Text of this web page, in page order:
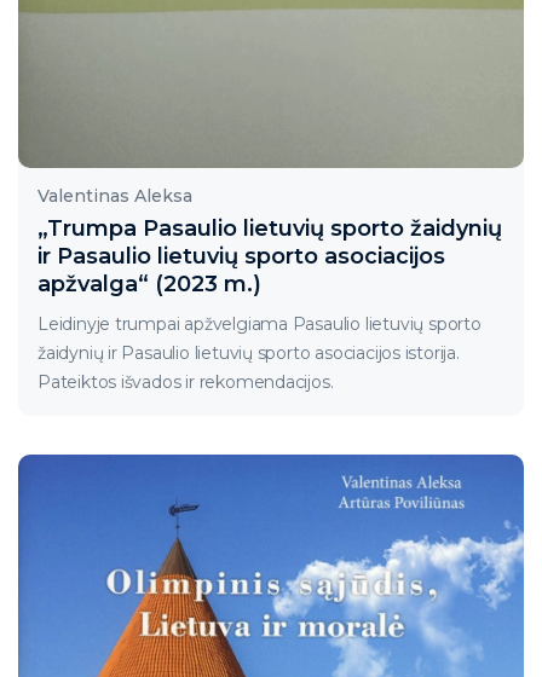
Valentinas Aleksa
„Trumpa Pasaulio lietuvių sporto žaidynių
ir Pasaulio lietuvių sporto asociacijos
apžvalga“ (2023 m.)
Leidinyje trumpai apžvelgiama Pasaulio lietuvių sporto
žaidynių ir Pasaulio lietuvių sporto asociacijos istorija.
Pateiktos išvados ir rekomendacijos.